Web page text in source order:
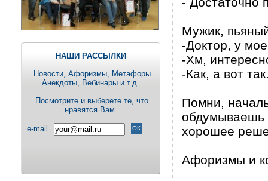
НАШИ РАССЫЛКИ
Новости, Aфоризмы, Метафоры
Анекдоты, Вебинары и т.д.
Посмотрите и выберете те, что
нравятся Вам.
e-mail
Мужик,
-Доктор, у
-Хм,
-Как, а вот
Помни,
обдумываешь
хорошее
Афоризмы и